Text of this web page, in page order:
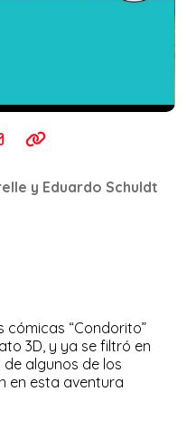
y Eduardo Schuldt
cómicas “Condorito”
3D, y ya se filtró en
algunos de los
en esta aventura